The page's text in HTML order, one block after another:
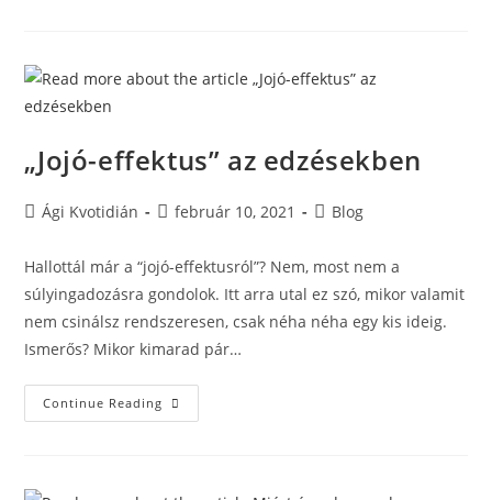
„Jojó-effektus” az edzésekben
Ági Kvotidián február 10, 2021 Blog
Hallottál már a “jojó-effektusról”? Nem, most nem a
súlyingadozásra gondolok. Itt arra utal ez szó, mikor valamit
nem csinálsz rendszeresen, csak néha néha egy kis ideig.
Ismerős? Mikor kimarad pár…
Continue Reading